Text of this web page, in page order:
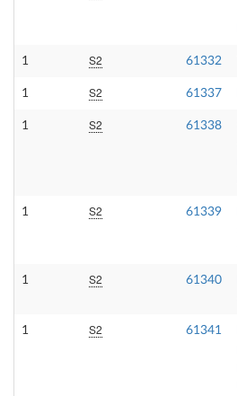
1 S2 61332
1 S2 61337
1 S2 61338
1 S2 61339
1 S2 61340
1 S2 61341